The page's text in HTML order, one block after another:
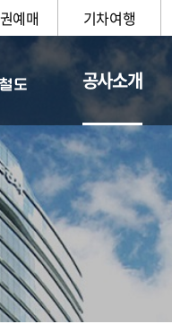
예매 기차여행
공사소개
일반현황